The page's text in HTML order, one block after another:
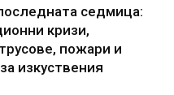
седмица:
кризи,
пожари и
изкуствения